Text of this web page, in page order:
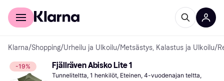
Kuluttajille
Klarna/Shopping/Urheilu ja Ulkoilu/Metsästys, Kalastus ja Ulkoilu/
-19% Fjällräven Abisko Lite 1
Tunneliteltta, 1 henkilöt, Eteinen, 4-vuodenajan teltta,